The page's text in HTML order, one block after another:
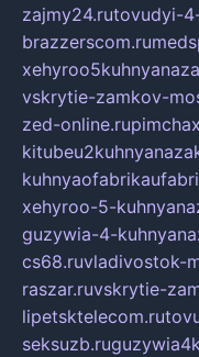
zajmy24.rutovudyi-
brazzerscom.ru
vskrytie-zamkov-
zed-online.ru
xehyroo-5-
guzywia-4-
cs68.ruvladivostok-
raszar.ruvskrytie-
lipetsktelecom.ru
seksuzb.ru